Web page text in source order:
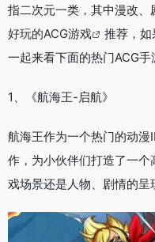
指二次元一类，其中漫改
好玩的ACG游戏
推荐，
一起来看下面的热门ACG手
1、《航海王-启航》
航海王作为一个热门的动
作，为小伙伴们打造了一
戏场景还是人物、剧情的呈